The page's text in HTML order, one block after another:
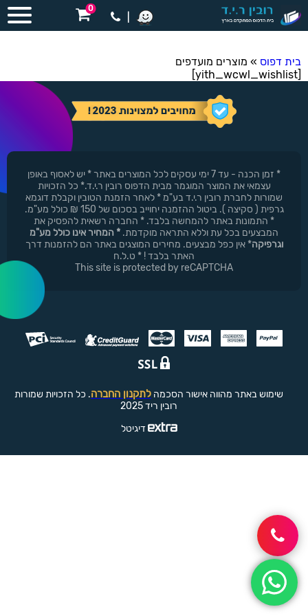
0
בית דפוס » מוצרים מועדפים
[yith_wcwl_wishlist]
* זמן הכנה - עד 7 ימי עסקים לכל המוצרים באתר * יש לאסוף באופן
עצמאי את המוצר המוגמר מבית הדפוס רובין ר.י.ד.* כל הזכויות
שמורות לחברת רובין ר.י.ד בע"מ * לאחר הזמנת הטובין וקבלת דוגמא
גרפית ( סקיצה ). ביטול ההזמנה יחוייב בסכום של 150 ₪ כולל מע"מ.
* התמונות באתר להמחשה בלבד. * החברה רשאית להפסיק את
המבצעים בכל עת וללא התראה מוקדמת. * המחיר אינו כולל מע"מ
וגרפיקה* אין כפל מבצעים. מחירים המוצגים באתר הם להזמנות דרך
האתר בלבד ! * ט.ל.ח
This site is protected by reCAPTCHA
שימוש באתר מהווה אישור הסכמה לתקנון החברה. כל הזכויות שמורות
רובין ריד 2025
דיגיטל